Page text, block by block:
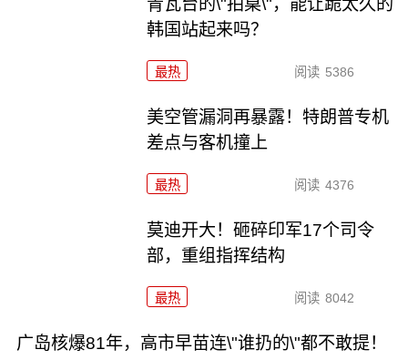
青瓦台的\"拍桌\"，能让跪太久的
韩国站起来吗？
最热 阅读 5386
美空管漏洞再暴露！特朗普专机
差点与客机撞上
最热 阅读 4376
莫迪开大！砸碎印军17个司令
部，重组指挥结构
最热 阅读 8042
广岛核爆81年，高市早苗连\"谁扔的\"都不敢提！